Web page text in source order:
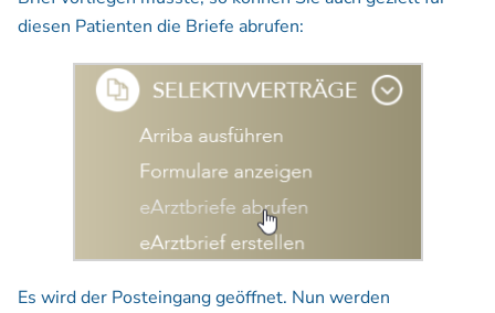
diesen Patienten die Briefe abrufen:
Es wird der Posteingang geöffnet. Nun werden